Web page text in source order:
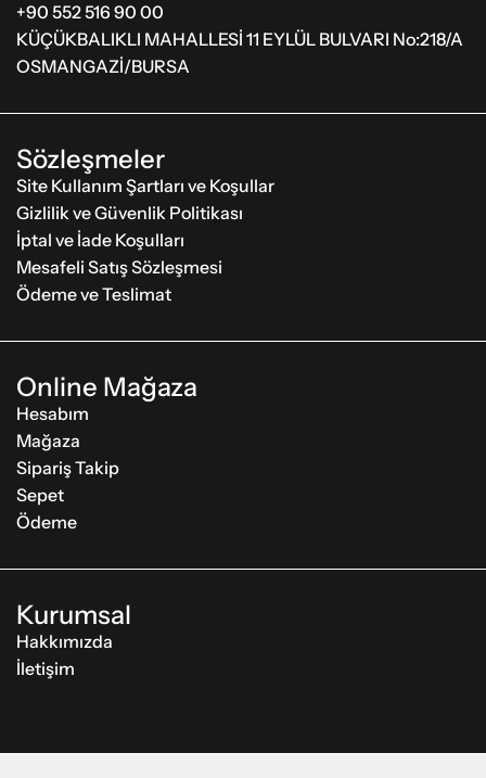
+90 552 516 90 00
KÜÇÜKBALIKLI MAHALLESİ 11 EYLÜL BULVARI No:218/A
OSMANGAZİ/BURSA
Sözleşmeler
Site Kullanım Şartları ve Koşullar
Gizlilik ve Güvenlik Politikası
İptal ve İade Koşulları
Mesafeli Satış Sözleşmesi
Ödeme ve Teslimat
Online Mağaza
Hesabım
Mağaza
Sipariş Takip
Sepet
Ödeme
Kurumsal
Hakkımızda
İletişim